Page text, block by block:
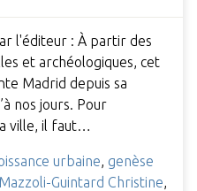
l'éditeur : À partir des
et archéologiques, cet
Madrid depuis sa
nos jours. Pour
ville, il faut…
urbaine, genèse
Mazzoli-Guintard Christine,